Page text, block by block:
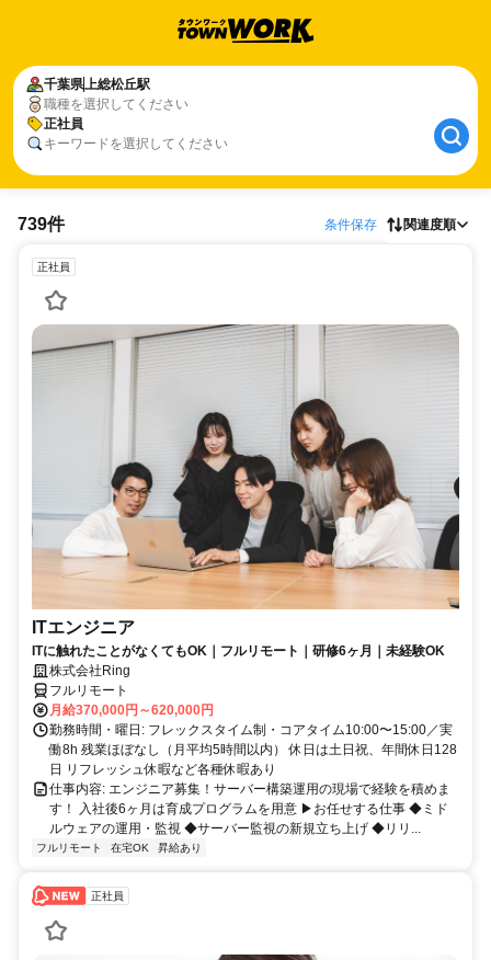
千葉県上総松丘駅
職種を選択してください
正社員
キーワードを選択してください
739件 条件保存 関連度順
正社員
ITエンジニア
ITに触れたことがなくてもOK｜フルリモート｜研修6ヶ月｜未経験OK
株式会社Ring
フルリモート
月給370,000円～620,000円
勤務時間・曜日: フレックスタイム制・コアタイム10:00〜15:00／実
働8h 残業ほぼなし（月平均5時間以内） 休日は土日祝、年間休日128
日 リフレッシュ休暇など各種休暇あり
仕事内容: エンジニア募集！サーバー構築運用の現場で経験を積めま
す！ 入社後6ヶ月は育成プログラムを用意 ▶お任せする仕事 ◆ミド
ルウェアの運用・監視 ◆サーバー監視の新規立ち上げ ◆リリ...
フルリモート 在宅OK 昇給あり
正社員